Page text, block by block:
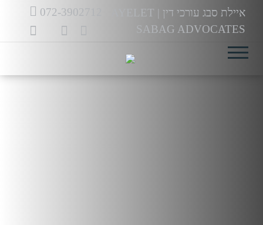
לתוכן
איילת סבג עורכי דין
AYELET
SABAG ADVOCATES
072-3902712